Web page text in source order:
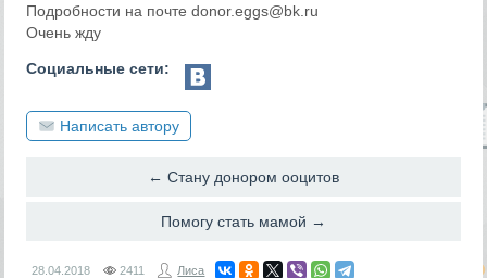
Подробности на почте donor.eggs@bk.ru
Очень жду
Социальные сети:
Написать автору
← Стану донором ооцитов
Помогу стать мамой →
28.04.2018 2411 Лиса